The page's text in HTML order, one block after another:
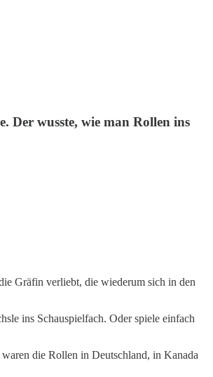
Der wusste, wie man Rollen ins
Gräfin verliebt, die wiederum sich in den
ins Schauspielfach. Oder spiele einfach
die Rollen in Deutschland, in Kanada